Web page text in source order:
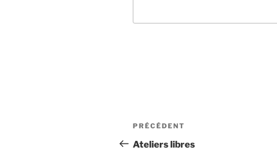
Navigation
de
Article
précédent
PRÉCÉDENT
Ateliers libres